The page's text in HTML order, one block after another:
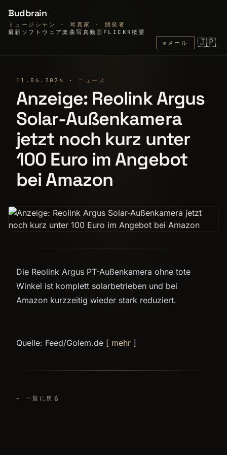
Budbrain
ミュージシャン · 写真家 · 開発者
最新 ソフトウェア楽曲写真動画 FLICKR概要
✉ メール 🇯🇵
11.06.2026 · ニュース
Anzeige: Reolink Argus
Solar-Außenkamera
jetzt noch kurz unter
100 Euro im Angebot
bei Amazon
Die Reolink Argus PT-Außenkamera ohne tote
Winkel ist komplett solarbetrieben und bei
Amazon kurzzeitig wieder stark reduziert.
Quelle: Feed/Golem.de [ mehr ]
← 一覧に戻る